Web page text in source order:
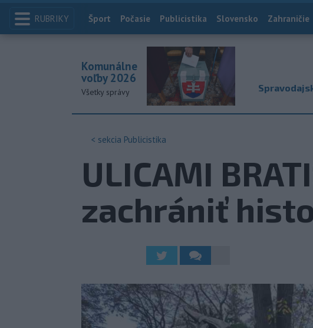
RUBRIKY Index
Šport Počasie Publicistika Slovensko Zahraničie
Komunálne
voľby 2026
Všetky správy
< sekcia Publicistika
ULICAMI
zachrániť